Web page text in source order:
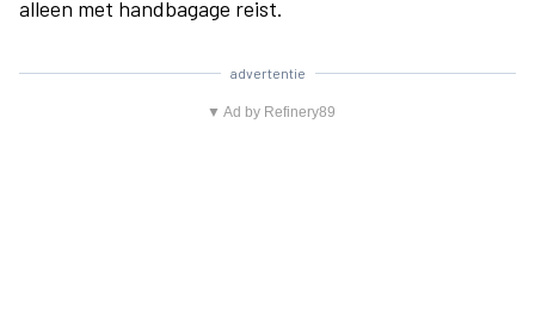
alleen met handbagage reist.
advertentie
▼ Ad by Refinery89